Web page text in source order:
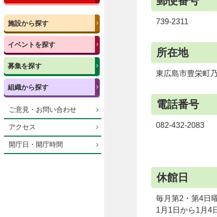
施設から探す
イベントを探す
募集を探す
組織から探す
ご意見・お問い合わせ
アクセス
開庁日・開庁時間
739-2311
所在地
東広島市豊栄町
電話番号
082-432-2083
休館日
毎月第2・第4日
1月1日から1月4